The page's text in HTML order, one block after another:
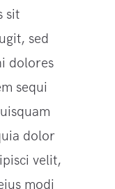
sit
sed
dolores
sequi
dolor
velit,
modi